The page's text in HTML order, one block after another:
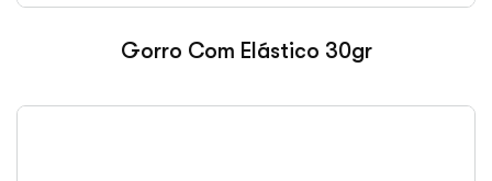
Gorro Com Elástico 30gr